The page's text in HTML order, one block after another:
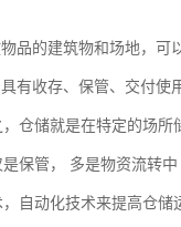
品的建筑物和场地，可
有收存、保管、交付
仓储就是在特定的场所
保管， 多是物资流转
自动化技术来提高仓储